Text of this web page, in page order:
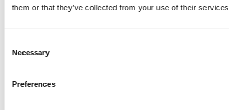
them or that they’ve collected from your use of their
Selection
Necessary
Preferences